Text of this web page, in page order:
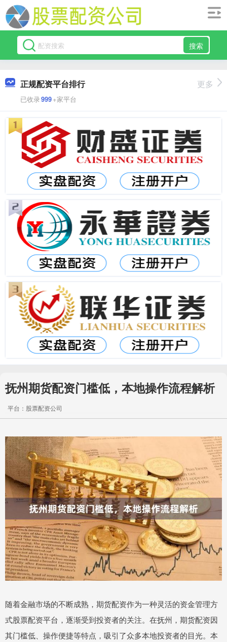
搜索
正规配资平台排行
已收录999+家平台
更多
抚州期货配资门槛低，本地操作流程解析
平台：股票配资公司
随着金融市场的不断成熟，期货配资作为一种灵活的资金管理方
式股票配资平台，逐渐受到投资者的关注。在抚州，期货配资因
其门槛低、操作便捷等特点，吸引了众多本地投资者的目光。本